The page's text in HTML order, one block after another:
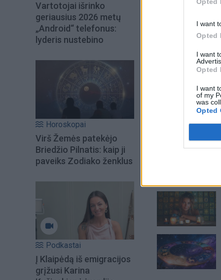
I want
Opted
I want
Opted
I want
of my
was
Opted
Vartotojai išrinko
geriausius 2026 metų
„Android“ telefonus:
lyderis nustebino
Horoskopai
Virš Žemės patekėjo
Briedžio Pilnatis: kaip ji
paveiks Zodiako ženklus
Podkastai
Į Klaipėdą iš emigracijos
grįžusi Karina